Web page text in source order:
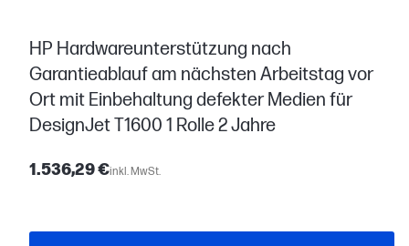
HP Hardwareunterstützung nach
Garantieablauf am nächsten Arbeitstag vor
Ort mit Einbehaltung defekter Medien für
DesignJet T1600 1 Rolle 2 Jahre
1.536,29 €inkl. MwSt.